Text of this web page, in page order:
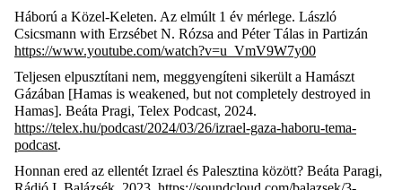
Háború a Közel-Keleten. Az elmúlt 1 év mérlege. László
Csicsmann with Erzsébet N. Rózsa and Péter Tálas in Partizán
https://www.youtube.com/watch?v=u_VmV9W7y00
Teljesen elpusztítani nem, meggyengíteni sikerült a Hamászt
Gázában [Hamas is weakened, but not completely destroyed in
Hamas]. Beáta Pragi, Telex Podcast, 2024.
https://telex.hu/podcast/2024/03/26/izrael-gaza-haboru-tema-
podcast.
Honnan ered az ellentét Izrael és Palesztina között? Beáta Paragi,